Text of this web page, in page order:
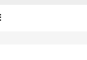
Toggle